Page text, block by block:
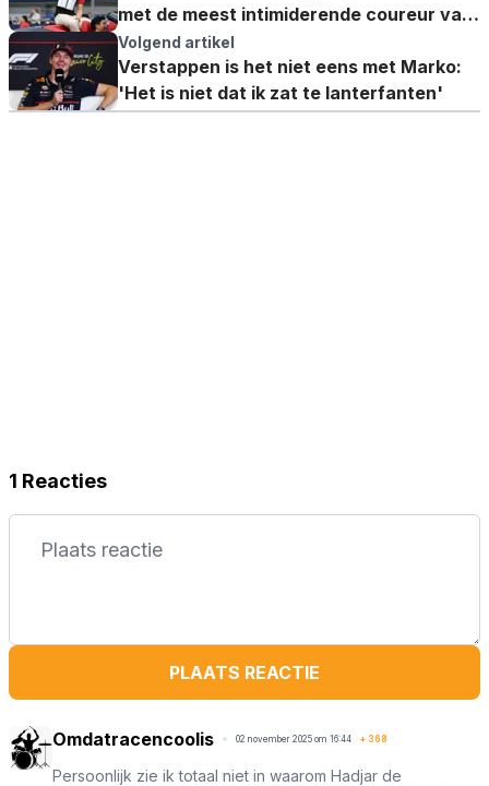
met de meest intimiderende coureur van
het veld, Verstappen'
Volgend artikel
Verstappen is het niet eens met Marko:
'Het is niet dat ik zat te lanterfanten'
1 Reacties
PLAATS REACTIE
Omdatracencoolis 02 november 2025 om 16:44 + 368
Persoonlijk zie ik totaal niet in waarom Hadjar de